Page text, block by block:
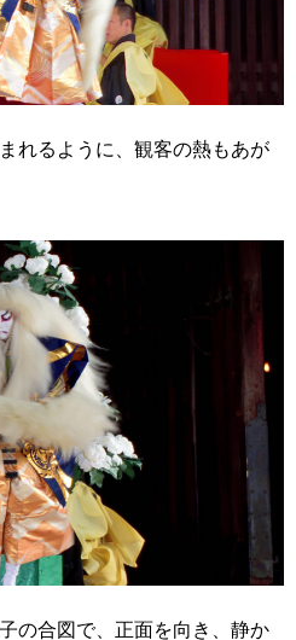
れるように、観客の熱もあが
の合図で、正面を向き、静か